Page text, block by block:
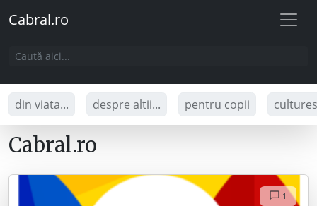
Cabral.ro
din viata... despre altii... pentru copii
Cabral.ro
1